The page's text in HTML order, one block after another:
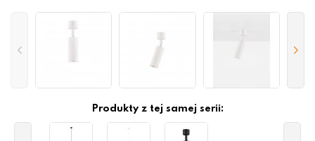
Produkty z tej samej serii: